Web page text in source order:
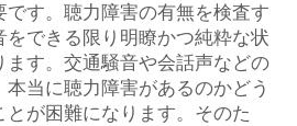
す。聴力障害の有無を検査す
をできる限り明瞭かつ純粋な状
す。交通騒音や会話声などの
当に聴力障害があるのかどう
が困難になります。そのた